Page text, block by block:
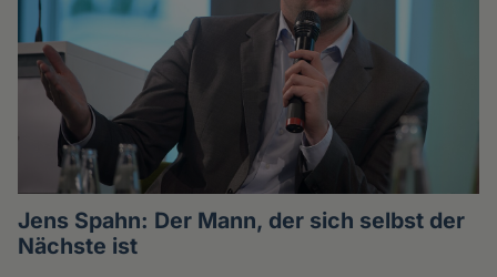
Jens Spahn: Der Mann, der sich selbst der
Nächste ist